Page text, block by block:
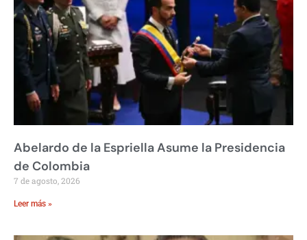
Abelardo de la Espriella Asume la Presidencia
de Colombia
7 de agosto, 2026
Leer más »